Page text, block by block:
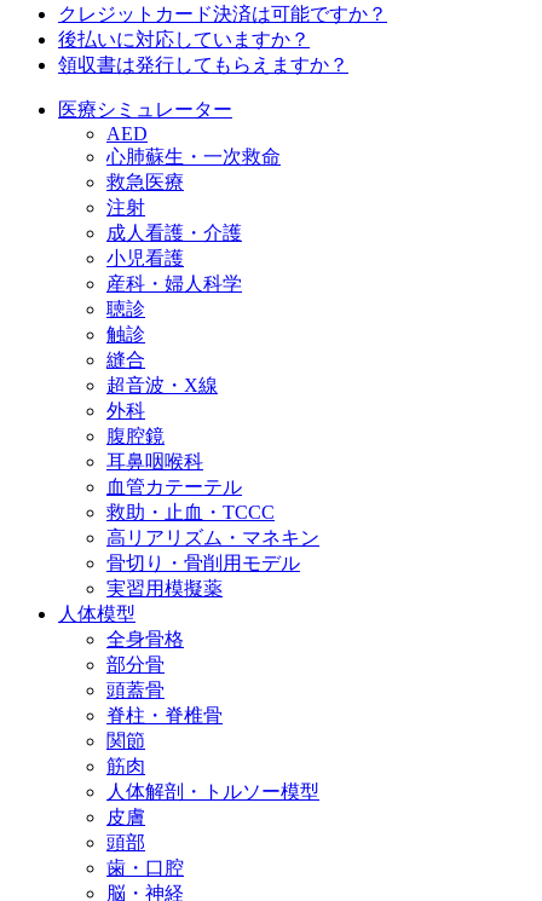
クレジットカード決済は可能ですか？
後払いに対応していますか？
領収書は発行してもらえますか？
医療シミュレーター
AED
心肺蘇生・一次救命
救急医療
注射
成人看護・介護
小児看護
産科・婦人科学
聴診
触診
縫合
超音波・X線
外科
腹腔鏡
耳鼻咽喉科
血管カテーテル
救助・止血・TCCC
高リアリズム・マネキン
骨切り・骨削用モデル
実習用模擬薬
人体模型
全身骨格
部分骨
頭蓋骨
脊柱・脊椎骨
関節
筋肉
人体解剖・トルソー模型
皮膚
頭部
歯・口腔
脳・神経